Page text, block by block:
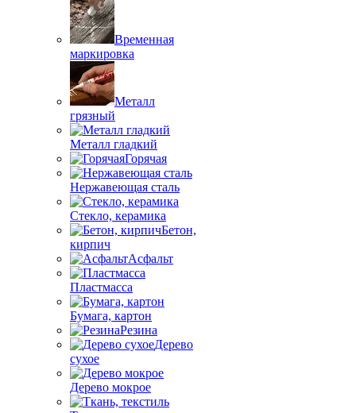
Временная
маркировка
Металл
грязный
Металл гладкий
Горячая
Нержавеющая сталь
Стекло, керамика
Бетон,
кирпич
Асфальт
Пластмасса
Бумага, картон
Резина
Дерево
сухое
Дерево мокрое